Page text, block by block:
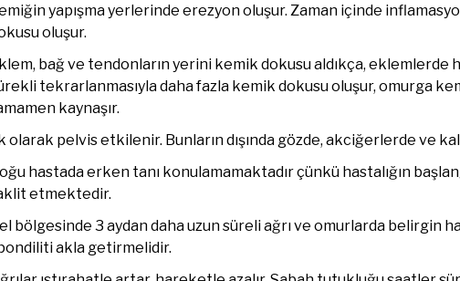
yapışma yerlerinde erezyon oluşur. Zaman içinde
oluşur.
bağ ve tendonların yerini kemik dokusu aldıkça, eklemlerde
tekrarlanmasıyla daha fazla kemik dokusu oluşur, omurga
kaynaşır.
olarak pelvis etkilenir. Bunların dışında gözde, akciğerlerde ve
hastada erken tanı konulamamaktadır çünkü hastalığın
etmektedir.
bölgesinde 3 aydan daha uzun süreli ağrı ve omurlarda belirgin
akla getirmelidir.